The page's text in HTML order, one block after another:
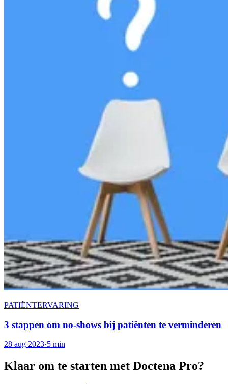
PATIËNTERVARING
3 stappen om no-shows bij patiënten te verminderen
28 aug 2023·5 min
Klaar om te starten met Doctena Pro?